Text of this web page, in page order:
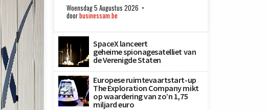
Woensdag 5 Augustus 2026
doorbusinessam.be
SpaceX lanceert
geheime spionagesatelliet van
de Verenigde Staten
Europese ruimtevaartstart-up
The Exploration Company mikt
op waardering van zo’n 1,75
miljard euro